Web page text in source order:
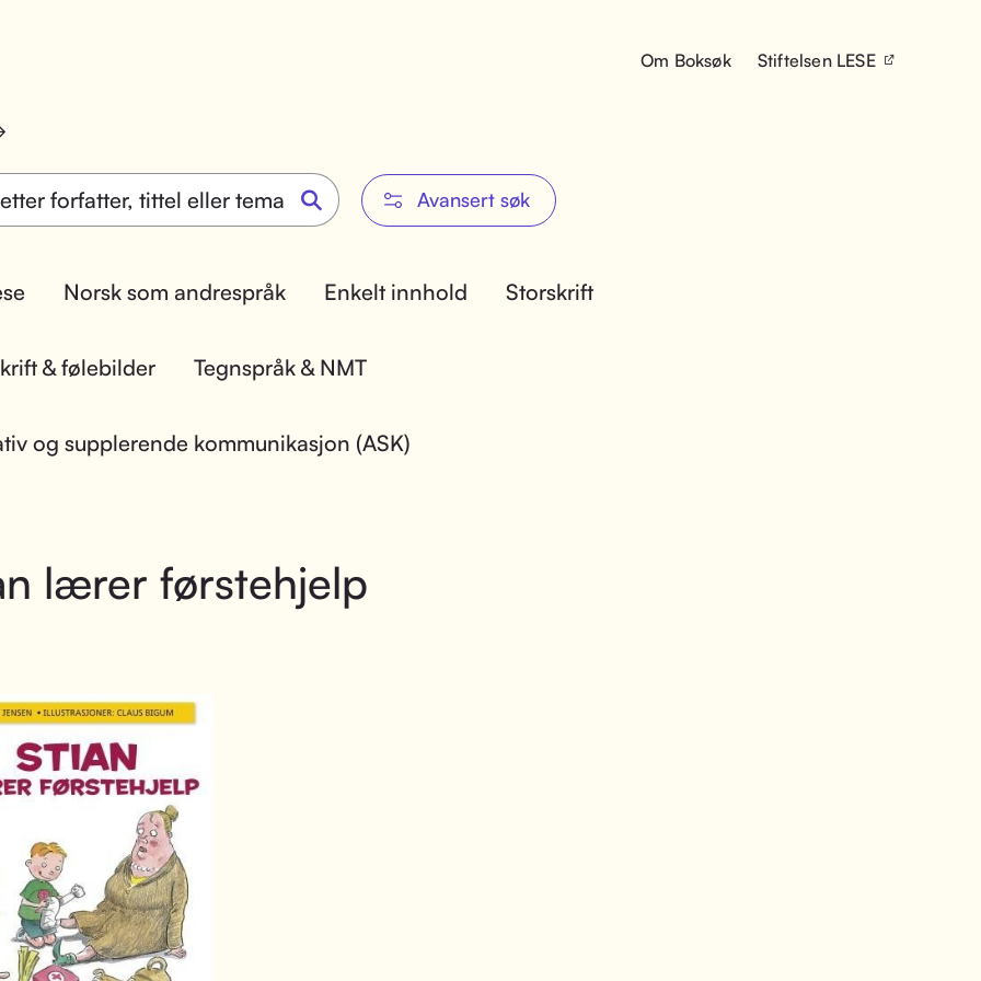
Om Boksøk Stiftelsen LESE
Avansert søk
Norsk som andrespråk Enkelt innhold Storskrift
& følebilder Tegnspråk & NMT
og supplerende kommunikasjon (ASK)
lærer førstehjelp